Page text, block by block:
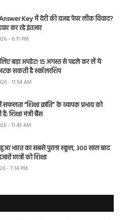
Key में देरी की वजह पेपर लीक विवाद?
कर रहे इंतजार
- 6:11 PM
लिए बड़ा अपडेट! 15 अगस्त से पहले कर लें ये
सकती है स्कॉलरशिप
- 11:54 AM
सफलता “शिक्षा क्रांति” के व्यापक प्रभाव को
शिक्षा मंत्री बैंस
- 11:43 AM
भारत का सबसे पुराना स्कूल, 300 साल बाद
छात्रों को शिक्षा
- 7:14 PM